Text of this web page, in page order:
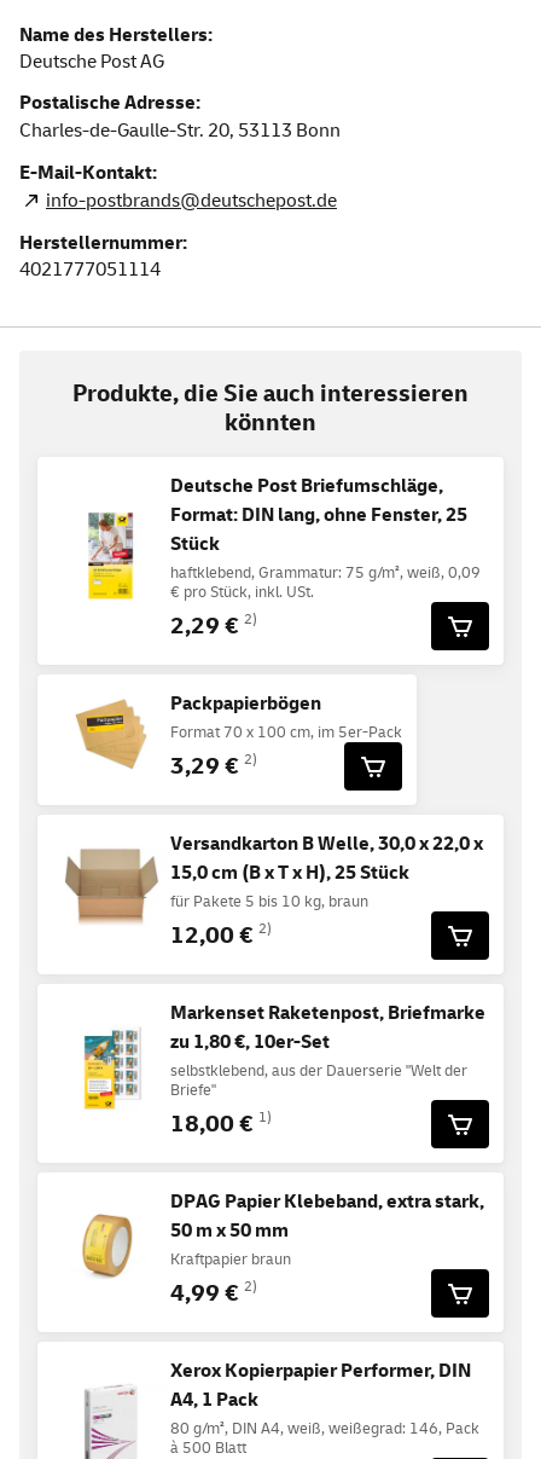
Name des Herstellers:
Deutsche Post AG
Postalische Adresse:
Charles-de-Gaulle-Str. 20, 53113 Bonn
E-Mail-Kontakt:
info-postbrands@deutschepost.de
Herstellernummer:
4021777051114
Produkte, die Sie auch interessieren
könnten
Deutsche Post Briefumschläge,
Format: DIN lang, ohne Fenster, 25
Stück
haftklebend, Grammatur: 75 g/m², weiß, 0,09
€ pro Stück, inkl. USt.
2,29 € 2)
Packpapierbögen
Format 70 x 100 cm, im 5er-Pack
3,29 € 2)
Versandkarton B Welle, 30,0 x 22,0 x
15,0 cm (B x T x H), 25 Stück
für Pakete 5 bis 10 kg, braun
12,00 € 2)
Markenset Raketenpost, Briefmarke
zu 1,80 €, 10er-Set
selbstklebend, aus der Dauerserie "Welt der
Briefe"
18,00 € 1)
DPAG Papier Klebeband, extra stark,
50 m x 50 mm
Kraftpapier braun
4,99 € 2)
Xerox Kopierpapier Performer, DIN
A4, 1 Pack
80 g/m², DIN A4, weiß, weißegrad: 146, Pack
à 500 Blatt